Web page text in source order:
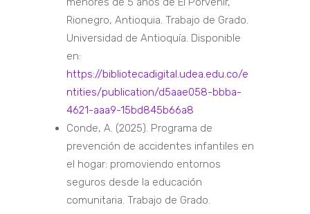
Rionegro, Antioquia. Trabajo de Grado.
Universidad de Antioquía. Disponible
en:
https://bibliotecadigital.udea.edu.co/e
ntities/publication/d5aae058-bbba-
4621-aaa9-15bd845b66a8
Conde, A. (2025). Programa de
prevención de accidentes infantiles en
el hogar: promoviendo entornos
seguros desde la educación
comunitaria. Trabajo de Grado.